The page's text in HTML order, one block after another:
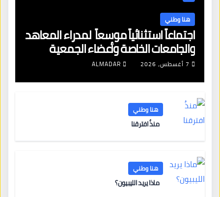
هنا وطني
اجتماعاً استثنائياً موسعاً لمدراء المعاهد
والجامعات الخاصة وأعضاء الجمعية
العمومية للنقابة العامة لمؤسسات
التعليم والتدريب الخاص في ليبيا
7 أغسطس، 2026 ALMADAR
هنا وطني
منذُ افترقنا
هنا وطني
ماذا يريد الليبيون؟